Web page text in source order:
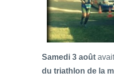
Samedi 3 août
du triathlon de la